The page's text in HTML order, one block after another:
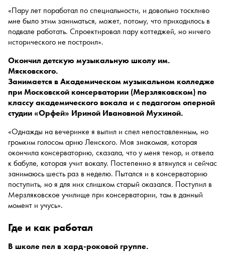
«Пару лет поработал по специальности, и довольно тоскливо
мне было этим заниматься, может, потому, что приходилось в
подвале работать. Спроектировал пару коттеджей, но ничего
исторического не построил».
Окончил детскую музыкальную школу им.
Мясковского.
Занимается в Академическом музыкальном колледже
при Московской консерватории (Мерзляковском) по
классу академического вокала и с педагогом оперной
студии «Орфей» Ириной Ивановной Мухиной.
«Однажды на вечеринке я выпил и спел непоставленным, но
громким голосом арию Ленского. Моя знакомая, которая
окончила консерваторию, сказала, что у меня тенор, и отвела
к бабуле, которая учит вокалу. Постепенно я втянулся и сейчас
занимаюсь шесть раз в неделю. Пытался и в консерваторию
поступить, но я для них слишком старый оказался. Поступил в
Мерзляковское училище при консерватории, там в данный
момент и учусь».
где и как работал
В школе пел в хард-роковой группе.